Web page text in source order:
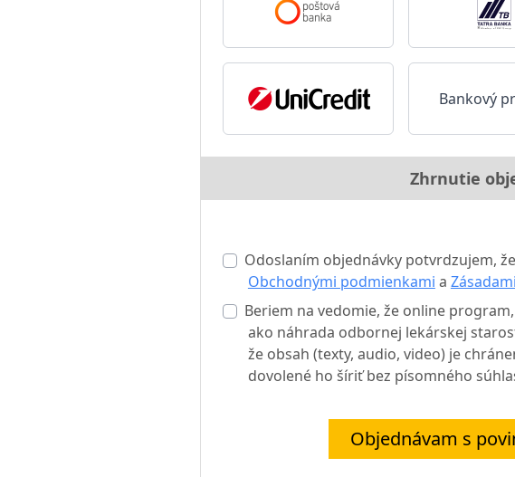
Bankový
Zhrnutie
Odoslaním objednávky potvrdzujem,
Obchodnými podmienkami a
Beriem na vedomie, že online
ako náhrada odbornej lekárskej
že obsah (texty, audio, video) je
dovolené ho šíriť bez písomného
Objednávam s